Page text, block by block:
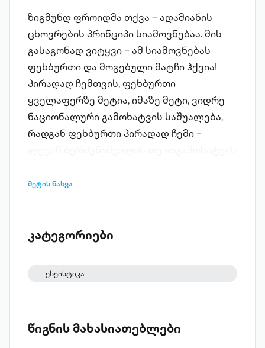
ზიგმუნდ ფროიდმა თქვა – ადამიანის
ცხოვრების პრინციპი სიამოვნებაა. მის
გასაგონად ვიტყვი – ამ სიამოვნებას
ფეხბურთი და მოგებული მატჩი ჰქვია!
პირადად ჩემთვის, ფეხბურთი
ყველაფერზე მეტია, იმაზე მეტი, ვიდრე
ნაციონალური გამოხატვის საშუალება,
რადგან ფეხბურთი პირადად ჩემი –
ისეთივე სახეობაა, როგორც
ყველაფერია! ფეხბურთზე მაღლა
მეტის ნახვა
კატეგორიები
ესეისტიკა
წიგნის მახასიათებლები